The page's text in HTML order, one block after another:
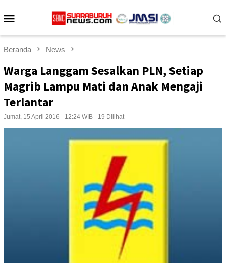
ke
Beranda News
Warga Langgam Sesalkan PLN, Setiap
Magrib Lampu Mati dan Anak Mengaji
Terlantar
Jumat, 15 April 2016 - 12:24 WIB 19 Dilihat